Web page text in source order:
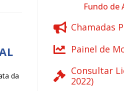
da
Fundo de
Chamadas
Painel de
Consultar
2022)